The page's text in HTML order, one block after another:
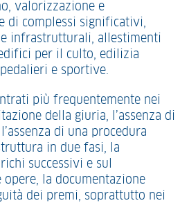
valorizzazione e
di complessi significativi,
infrastrutturali, allestimenti
per il culto, edilizia
e sportive.
più frequentemente nei
della giuria, l’assenza di
di una procedura
in due fasi, la
successivi e sul
la documentazione
dei premi, soprattutto nei